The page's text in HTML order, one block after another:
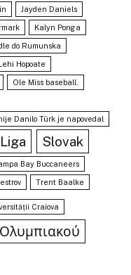
Jayden Daniels
Kalyn Ponga
do Rumunska
Lehi Hopoate
Ole Miss baseball.
Danilo Türk je napovedal
Slovak
Bay Buccaneers
Trent Baalke
Craiova
Ολυμπιακού